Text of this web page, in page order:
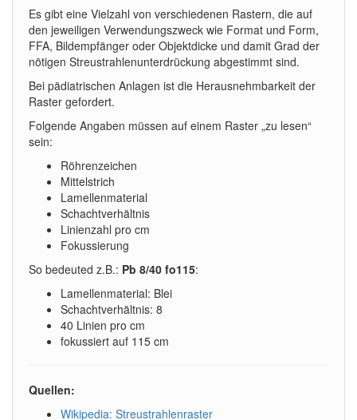
Es gibt eine Vielzahl von verschiedenen Rastern, die auf
den jeweiligen Verwendungszweck wie Format und Form,
FFA, Bildempfänger oder Objektdicke und damit Grad der
nötigen Streustrahlenunterdrückung abgestimmt sind.
Bei pädiatrischen Anlagen ist die Herausnehmbarkeit der
Raster gefordert.
Folgende Angaben müssen auf einem Raster „zu lesen“
sein:
Röhrenzeichen
Mittelstrich
Lamellenmaterial
Schachtverhältnis
Linienzahl pro cm
Fokussierung
So bedeuted z.B.: Pb 8/40 fo115:
Lamellenmaterial: Blei
Schachtverhältnis: 8
40 Linien pro cm
fokussiert auf 115 cm
Quellen:
Wikipedia: Streustrahlenraster